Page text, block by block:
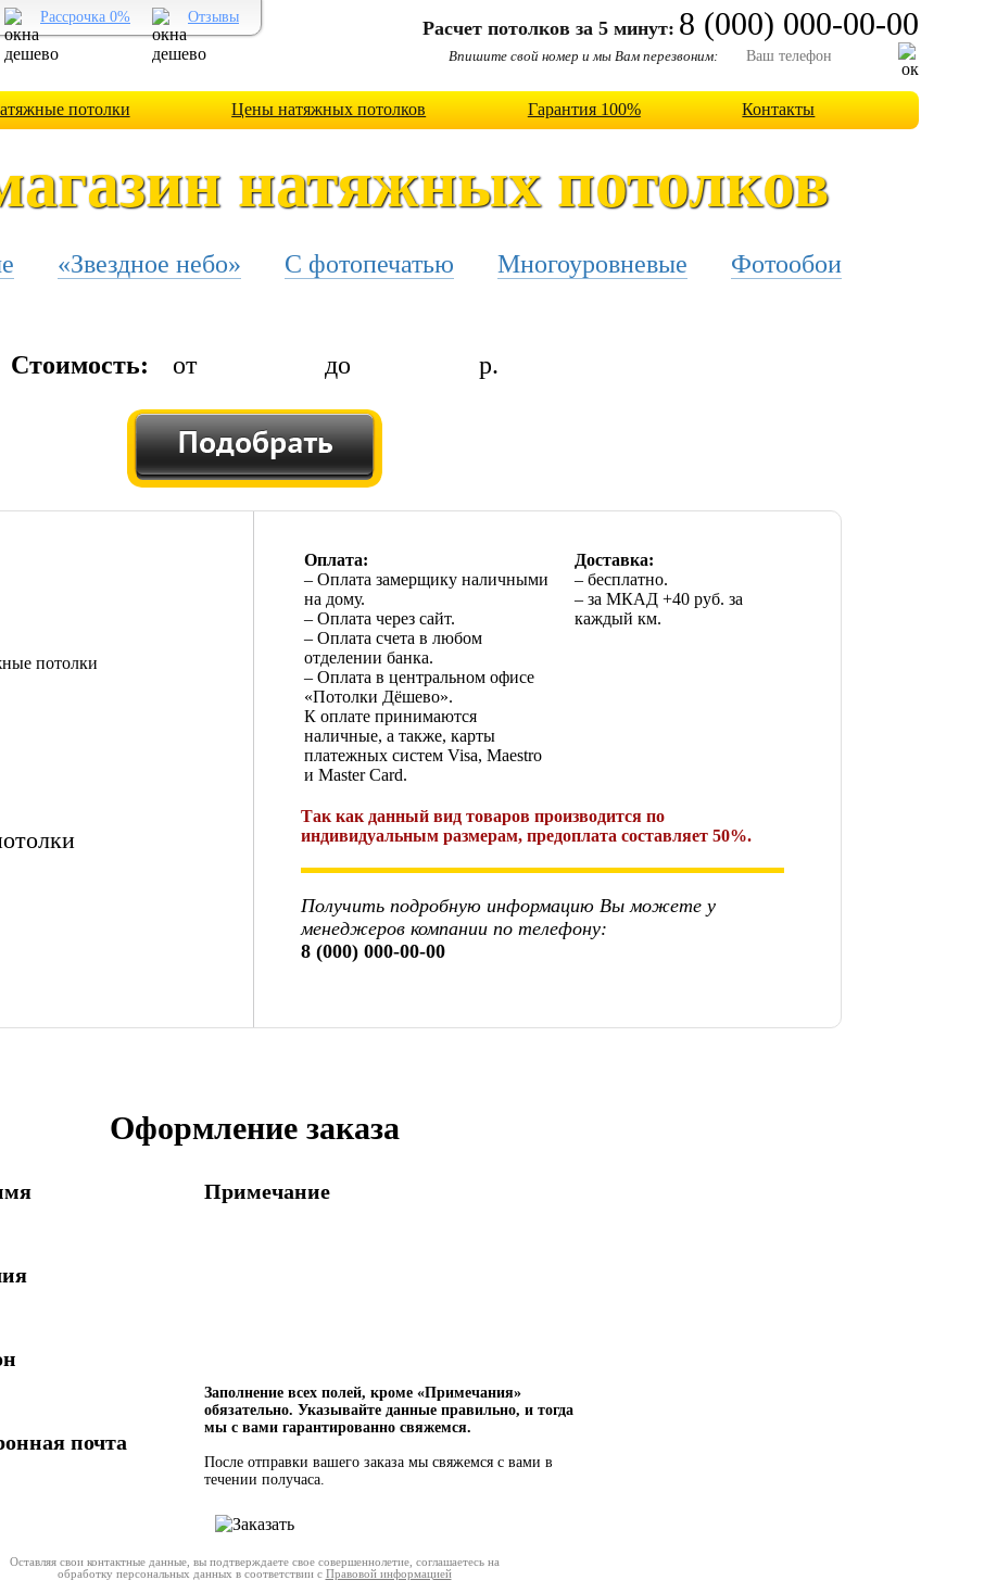
Рассрочка 0% Отзывы
Расчет потолков за 5 минут: 8 (000) 000-00-00
Впишите свой номер и мы Вам перезвоним:
потолки Цены натяжных потолков Гарантия 100% Контакты
натяжных потолков
«Звездное небо» С фотопечатью Многоуровневые Фотообои
Стоимость: от до р.
Оплата:
– Оплата замерщику наличными
на дому.
– Оплата через сайт.
– Оплата счета в любом
отделении банка.
– Оплата в центральном офисе
«Потолки Дёшево».
К оплате принимаются
наличные, а также, карты
платежных систем Visa, Maestro
и Master Card.
Доставка:
– бесплатно.
– за МКАД +40 руб. за
каждый км.
Так как данный вид товаров производится по
индивидуальным размерам, предоплата составляет 50%.
Получить подробную информацию Вы можете у
менеджеров компании по телефону:
8 (000) 000-00-00
Оформление заказа
почта
Примечание
Заполнение всех полей, кроме «Примечания»
обязательно. Указывайте данные правильно, и тогда
мы с вами гарантированно свяжемся.
После отправки вашего заказа мы свяжемся с вами в
течении получаса.
Оставляя свои контактные данные, вы подтверждаете свое совершеннолетие, соглашаетесь на
обработку персональных данных в соответствии с Правовой информацией